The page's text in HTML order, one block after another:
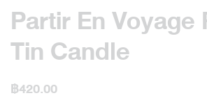
Partir En
Tin Candle
฿420.00